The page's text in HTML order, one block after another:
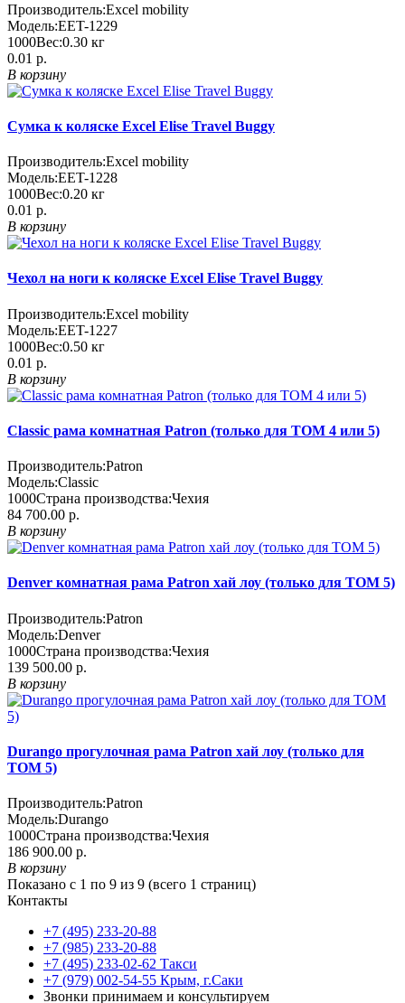
Производитель:Еxcel mobility
Модель:EET-1229
1000Вес:0.30 кг
0.01 р.
В корзину
Сумка к коляске Excel Elise Travel Buggy
Производитель:Еxcel mobility
Модель:EET-1228
1000Вес:0.20 кг
0.01 р.
В корзину
Чехол на ноги к коляске Excel Elise Travel Buggy
Производитель:Еxcel mobility
Модель:EET-1227
1000Вес:0.50 кг
0.01 р.
В корзину
Classic рама комнатная Patron (только для TOM 4 или 5)
Производитель:Patron
Модель:Classic
1000Страна производства:Чехия
84 700.00 р.
В корзину
Denver комнатная рама Patron хай лоу (только для TOM 5)
Производитель:Patron
Модель:Denver
1000Страна производства:Чехия
139 500.00 р.
В корзину
Durango прогулочная рама Patron хай лоу (только для
TOM 5)
Производитель:Patron
Модель:Durango
1000Страна производства:Чехия
186 900.00 р.
В корзину
Показано с 1 по 9 из 9 (всего 1 страниц)
Контакты
+7 (495) 233-20-88
+7 (985) 233-20-88
+7 (495) 233-02-62 Такси
+7 (979) 002-54-55 Крым, г.Саки
Звонки принимаем и консультируем